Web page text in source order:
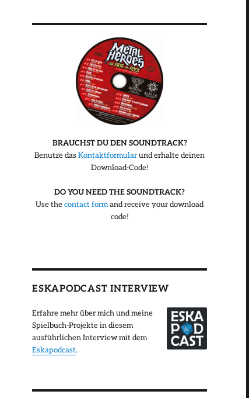
BRAUCHST DU DEN SOUNDTRACK?
Benutze das Kontaktformularund erhalte deinen
Download-Code!
DO YOU NEED THE SOUNDTRACK?
Use thecontact formand receive your download
code!
ESKAPODCAST INTERVIEW
Erfahre mehr über mich und meine
Spielbuch-Projekte in diesem
ausführlichen Interview mit dem
Eskapodcast.